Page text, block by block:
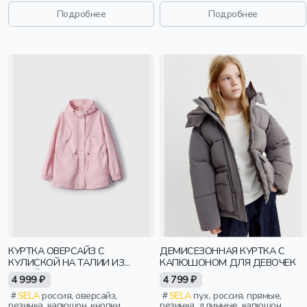
манжета, свободные, прорези,
непромокаемые, воротник,
эластичные, воротник-стойка,
Подробнее рукав, капюшон, застежка,
кнопки, клапан, манжета,
свободные, воротник, объемные,
Подробнее
КУРТКА ОВЕРСАЙЗ С
КУЛИСКОЙ НА ТАЛИИ ИЗ
4 999 ₽
SELAроссия, оверсайз,
ДЕМИСЕЗОННАЯ КУРТКА С
КАПЮШОНОМ ДЛЯ ДЕВОЧЕК
4 799 ₽
SELAпух, россия, прямые,